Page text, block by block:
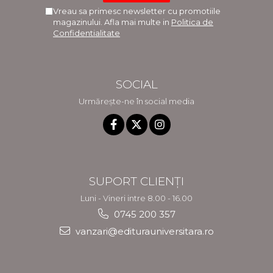
Vreau sa primesc newsletter cu promotiile
magazinului. Afla mai multe in Politica de
Confidentialitate
SOCIAL
Urmărește-ne în social media
SUPORT CLIENȚI
Luni - Vineri intre 8.00 - 16.00
0745 200 357
vanzari@editurauniversitara.ro